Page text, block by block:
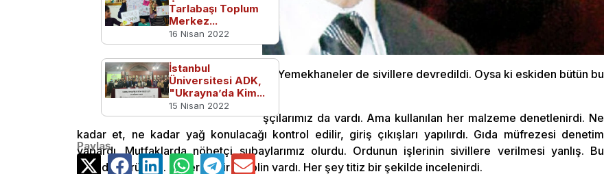
TSK’da birçok iş sivillere devredildi. Yemekhaneler de sivillere devredildi. Oysa ki eskiden bütün bu
işler askerler tarafından askeri
denetimle yapılırdı. Elbette sivil aşçılarımız da vardı. Ama kullanılan her malzeme denetlenirdi. Ne
kadar et, ne kadar yağ konulacağı kontrol edilir, giriş çıkışları yapılırdı. Gıda müfrezesi denetim
yapardı. Mutfaklarda nöbetçi subaylarımız olurdu. Ordunun işlerinin sivillere verilmesi yanlış. Bu
şekilde yürümez. Askerde bir disiplin vardı. Her şey titiz bir şekilde incelenirdi.
Tarlabaşı Toplum
Merkez...
16 Nisan 2022
İstanbul
Üniversitesi ADK,
"Ukrayna’da Kim...
15 Nisan 2022
Paylaş